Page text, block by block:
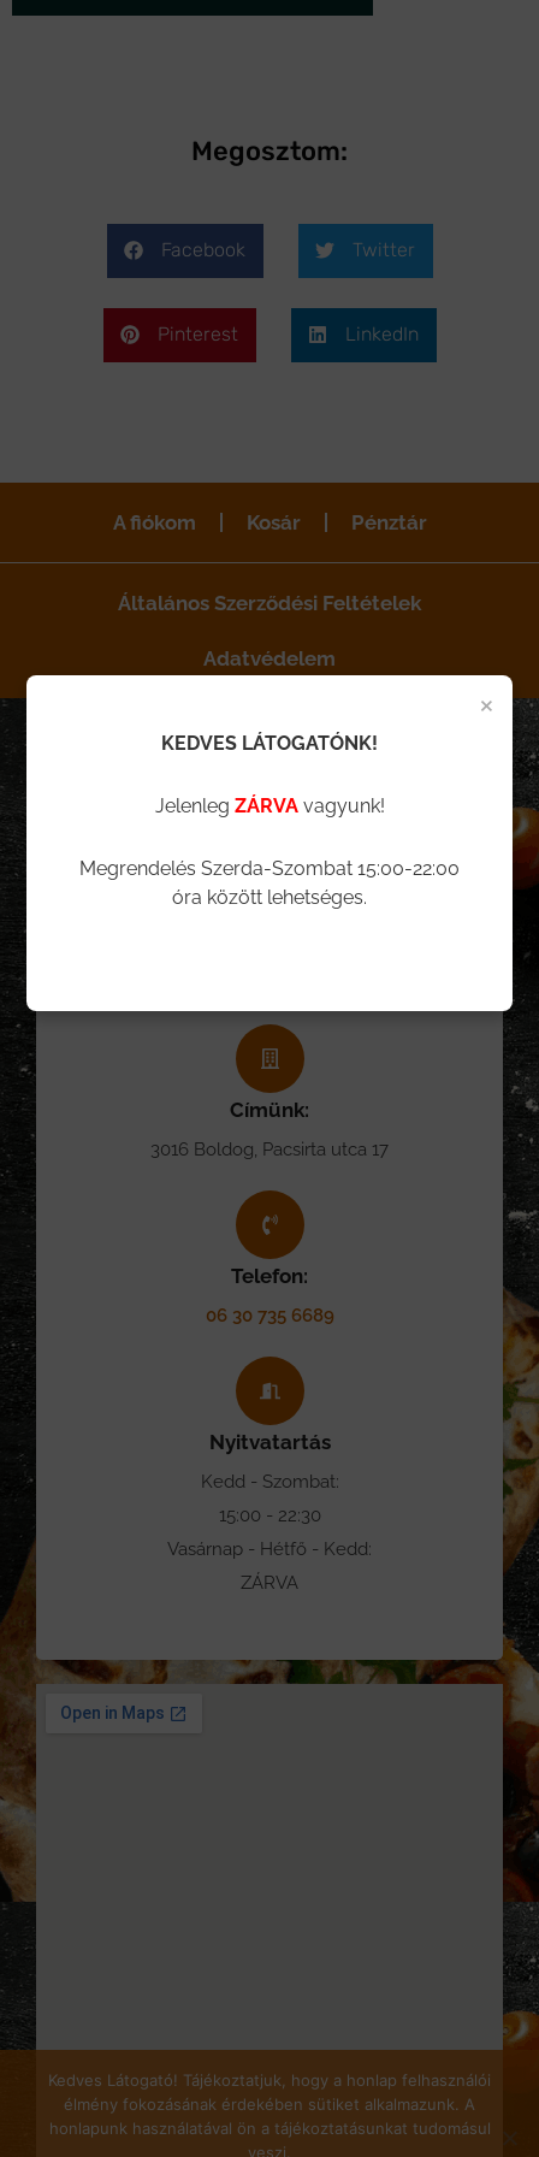
Megosztom:
Facebook Twitter
Pinterest LinkedIn
A fiókom Kosár Pénztár
Általános Szerződési Feltételek
Adatvédelem
Címünk:
3016 Boldog, Pacsirta utca 17
Telefon:
06 30 735 6689
Nyitvatartás
Kedd - Szombat:
15:00 - 22:30
Vasárnap - Hétfő - Kedd:
ZÁRVA
×
KEDVES LÁTOGATÓNK!
Jelenleg ZÁRVAvagyunk!
Megrendelés Szerda-Szombat 15:00-22:00
óra között lehetséges.
Kedves Látogató! Tájékoztatjuk, hogy a honlap felhasználói
élmény fokozásának érdekében sütiket alkalmazunk. A
honlapunk használatával ön a tájékoztatásunkat tudomásul
veszi.